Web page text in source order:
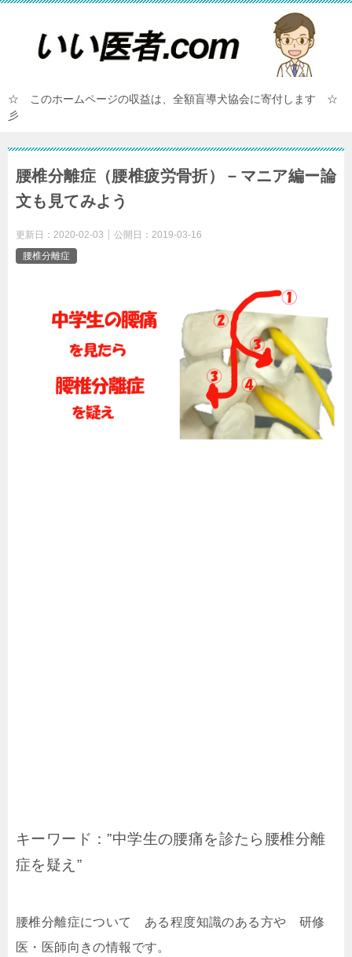
☆ このホームページの収益は、全額盲導犬協会に寄付します ☆
彡
腰椎分離症（腰椎疲労骨折）－マニア編ー論
文も見てみよう
更新日： 2020-02-03 公開日： 2019-03-16
腰椎分離症
キーワード：”中学生の腰痛を診たら腰椎分離
症を疑え”
腰椎分離症について ある程度知識のある方や 研修
医・医師向きの情報です。